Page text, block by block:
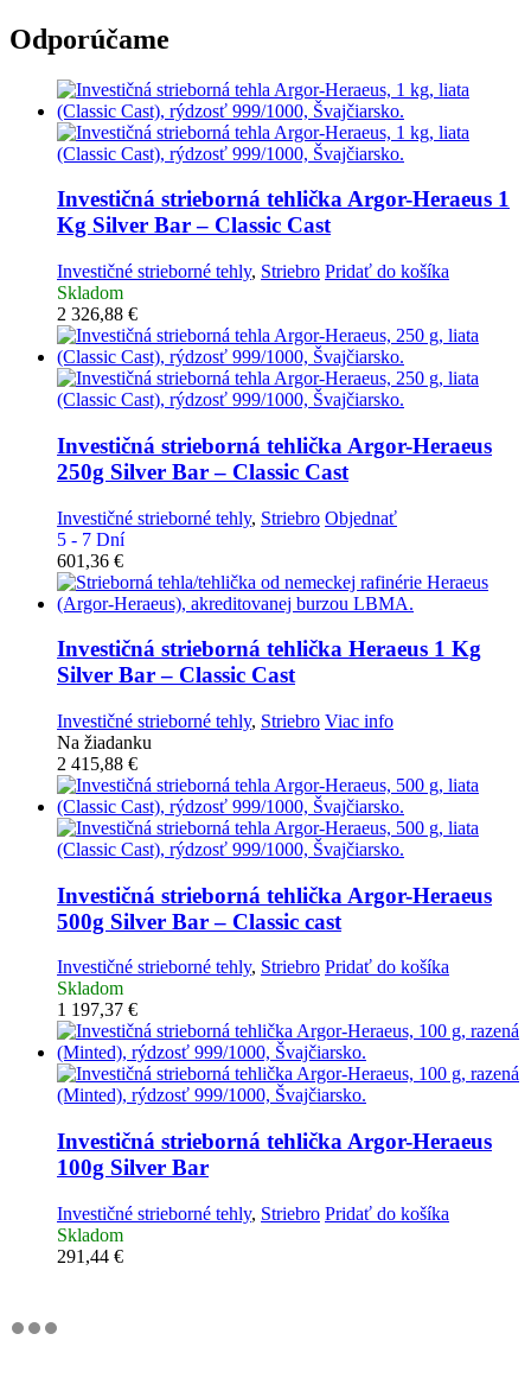
Odporúčame
Investičná strieborná tehličkaArgor-Heraeus 1
Kg Silver Bar – Classic Cast
Investičné strieborné tehly, Striebro Pridať do košíka
Skladom
2 326,88 €
Investičná strieborná tehlička Argor-Heraeus
250g Silver Bar – Classic Cast
Investičné strieborné tehly, Striebro Objednať
5 - 7 Dní
601,36 €
Investičná strieborná tehlička Heraeus 1 Kg
Silver Bar – Classic Cast
Investičné strieborné tehly, Striebro Viac info
Na žiadanku
2 415,88 €
Investičná strieborná tehlička Argor-Heraeus
500g Silver Bar – Classic cast
Investičné strieborné tehly, Striebro Pridať do košíka
Skladom
1 197,37 €
Investičná strieborná tehlička Argor-Heraeus
100g Silver Bar
Investičné strieborné tehly, Striebro Pridať do košíka
Skladom
291,44 €